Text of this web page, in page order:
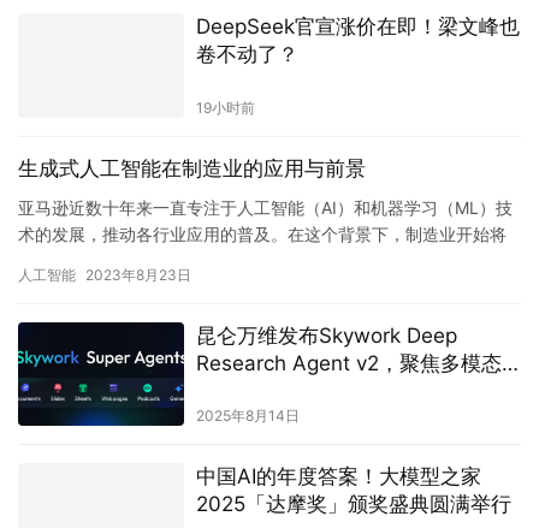
DeepSeek官宣涨价在即！梁文峰也
卷不动了？
19小时前
生成式人工智能在制造业的应用与前景
亚马逊近数十年来一直专注于人工智能（AI）和机器学习（ML）技
术的发展，推动各行业应用的普及。在这个背景下，制造业开始将
人工智能 2023年8月23日
昆仑万维发布Skywork Deep
Research Agent v2，聚焦多模态
2025年8月14日
中国AI的年度答案！大模型之家
2025「达摩奖」颁奖盛典圆满举行